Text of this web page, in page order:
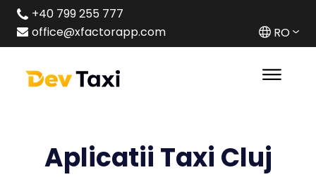
+40 799 255 777
office@xfactorapp.com
RO
Aplicatii Taxi Cluj